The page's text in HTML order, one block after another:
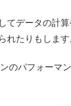
てデータの計
れたりもします
のパフォーマ